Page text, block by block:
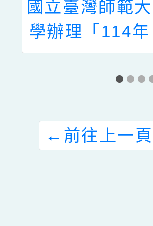
國立臺灣師範大
學辦理「114年
度多元評量導入
探究的議題式教
廣工作坊暨成果
發表會（線上研
← 前往上一頁